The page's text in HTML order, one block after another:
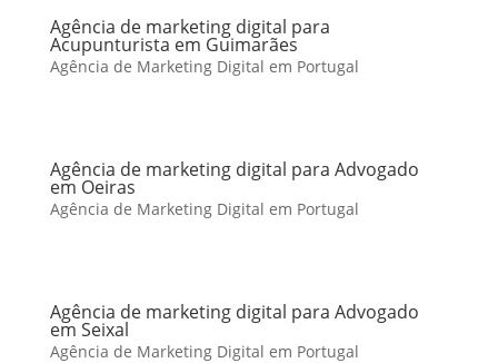
Agência de marketing digital para
Acupunturista em Guimarães
Agência de Marketing Digital em Portugal
Agência de marketing digital para Advogado
em Oeiras
Agência de Marketing Digital em Portugal
Agência de marketing digital para Advogado
em Seixal
Agência de Marketing Digital em Portugal